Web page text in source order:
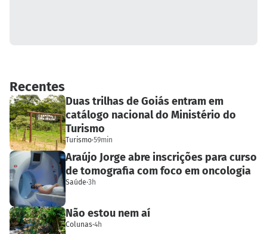
Recentes
Duas trilhas de Goiás entram em
catálogo nacional do Ministério do
Turismo
Turismo·59min
Araújo Jorge abre inscrições para curso
de tomografia com foco em oncologia
Saúde·3h
Não estou nem aí
Colunas·4h